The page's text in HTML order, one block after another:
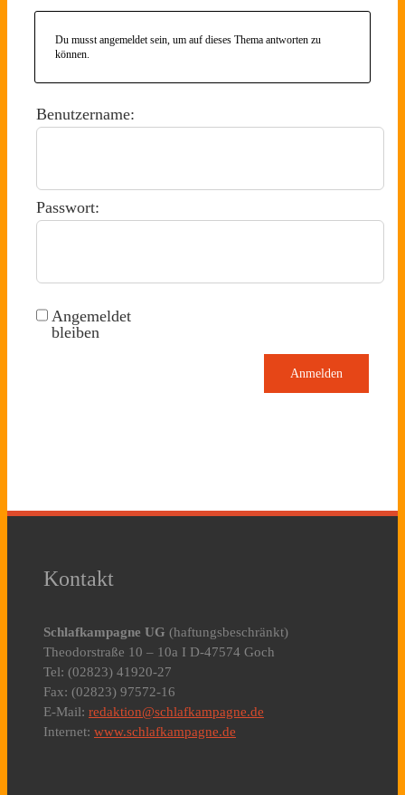
Du musst angemeldet sein, um auf dieses Thema antworten zu
können.
Benutzername:
Passwort:
Angemeldet
bleiben
Anmelden
Kontakt
Schlafkampagne UG (haftungsbeschränkt)
Theodorstraße 10 – 10a I D-47574 Goch
Tel: (02823) 41920-27
Fax: (02823) 97572-16
E-Mail: redaktion@schlafkampagne.de
Internet: www.schlafkampagne.de